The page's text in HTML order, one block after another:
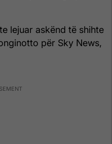
lejuar askënd të shihte
për Sky News,